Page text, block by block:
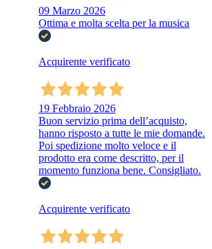
09 Marzo 2026
Ottima e molta scelta per la musica
Acquirente verificato
19 Febbraio 2026
Buon servizio prima dell’acquisto,
hanno risposto a tutte le mie domande.
Poi spedizione molto veloce e il
prodotto era come descritto, per il
momento funziona bene. Consigliato.
Acquirente verificato